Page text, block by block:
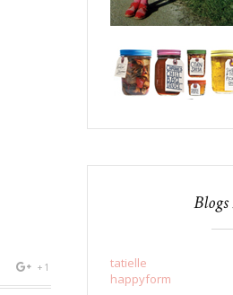
+1
tatielle
happyform